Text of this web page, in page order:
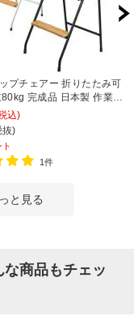
プチェアー 折りたたみ可
完成品 日本製 作業用
込)
抜)
ト
1件
と見る
商品もチェッ